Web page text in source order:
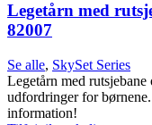
Legetårn med
82007
Se alle, SkySet Series
Legetårn med
udfordringer for
information!